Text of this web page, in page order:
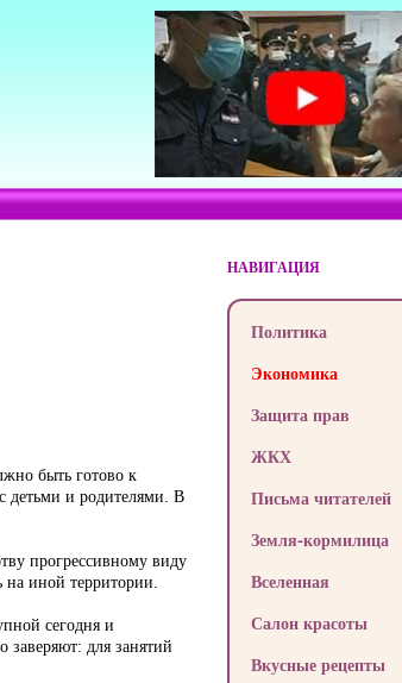
быть готово к
детьми и родителями. В
прогрессивному виду
на иной территории.
сегодня и
для занятий
НАВИГАЦИЯ
Политика
Экономика
Защита прав
ЖКХ
Письма читателей
Земля-кормилица
Вселенная
Салон красоты
Вкусные рецепты